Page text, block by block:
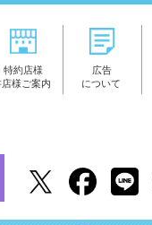
特約店様
店様ご案内
広告
について